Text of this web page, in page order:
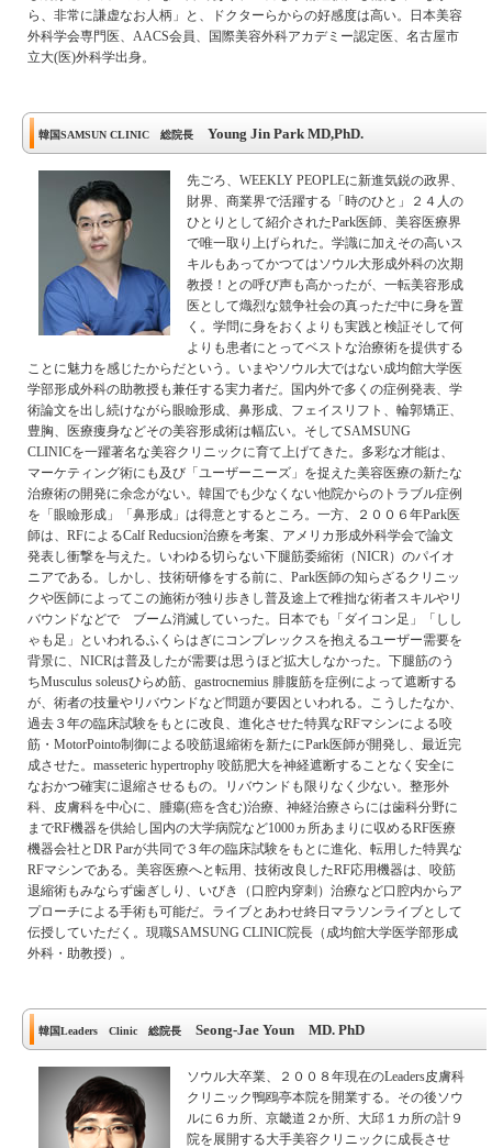
ら、非常に謙虚なお人柄」と、ドクターらからの好感度は高い。日本美容
外科学会専門医、AACS会員、国際美容外科アカデミー認定医、名古屋市
立大(医)外科学出身。
韓国SAMSUN CLINIC 総院長 Young Jin Park MD,PhD.
先ごろ、WEEKLY PEOPLEに新進気鋭の政界、
財界、商業界で活躍する「時のひと」２４人の
ひとりとして紹介されたPark医師、美容医療界
で唯一取り上げられた。学識に加えその高いス
キルもあってかつてはソウル大形成外科の次期
教授！との呼び声も高かったが、一転美容形成
医として熾烈な競争社会の真っただ中に身を置
く。学問に身をおくよりも実践と検証そして何
よりも患者にとってベストな治療術を提供する
ことに魅力を感じたからだという。いまやソウル大ではない成均館大学医
学部形成外科の助教授も兼任する実力者だ。国内外で多くの症例発表、学
術論文を出し続けながら眼瞼形成、鼻形成、フェイスリフト、輪郭矯正、
豊胸、医療痩身などその美容形成術は幅広い。そしてSAMSUNG
CLINICを一躍著名な美容クリニックに育て上げてきた。多彩な才能は、
マーケティング術にも及び「ユーザーニーズ」を捉えた美容医療の新たな
治療術の開発に余念がない。韓国でも少なくない他院からのトラブル症例
を「眼瞼形成」「鼻形成」は得意とするところ。一方、２００６年Park医
師は、RFによるCalf Reducsion治療を考案、アメリカ形成外科学会で論文
発表し衝撃を与えた。いわゆる切らない下腿筋委縮術（NICR）のパイオ
ニアである。しかし、技術研修をする前に、Park医師の知らざるクリニッ
クや医師によってこの施術が独り歩きし普及途上で稚拙な術者スキルやリ
バウンドなどで ブーム消滅していった。日本でも「ダイコン足」「しし
ゃも足」といわれるふくらはぎにコンプレックスを抱えるユーザー需要を
背景に、NICRは普及したが需要は思うほど拡大しなかった。下腿筋のう
ちMusculus soleusひらめ筋、gastrocnemius 腓腹筋を症例によって遮断する
が、術者の技量やリバウンドなど問題が要因といわれる。こうしたなか、
過去３年の臨床試験をもとに改良、進化させた特異なRFマシンによる咬
筋・MotorPointo制御による咬筋退縮術を新たにPark医師が開発し、最近完
成させた。masseteric hypertrophy 咬筋肥大を神経遮断することなく安全に
なおかつ確実に退縮させるもの。リバウンドも限りなく少ない。整形外
科、皮膚科を中心に、腫瘍(癌を含む)治療、神経治療さらには歯科分野に
までRF機器を供給し国内の大学病院など1000ヵ所あまりに収めるRF医療
機器会社とDR Parが共同で３年の臨床試験をもとに進化、転用した特異な
RFマシンである。美容医療へと転用、技術改良したRF応用機器は、咬筋
退縮術もみならず歯ぎしり、いびき（口腔内穿刺）治療など口腔内からア
プローチによる手術も可能だ。ライブとあわせ終日マラソンライブとして
伝授していただく。現職SAMSUNG CLINIC院長（成均館大学医学部形成
外科・助教授）。
韓国Leaders Clinic 総院長 Seong-Jae Youn MD. PhD
ソウル大卒業、２００８年現在のLeaders皮膚科
クリニック鴨鴎亭本院を開業する。その後ソウ
ルに６カ所、京畿道２か所、大邱１カ所の計９
院を展開する大手美容クリニックに成長させ